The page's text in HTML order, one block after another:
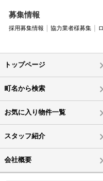
募集情報
採用募集情報 協力業者様募集
トップページ
町名から検索
お気に入り物件一覧
スタッフ紹介
会社概要